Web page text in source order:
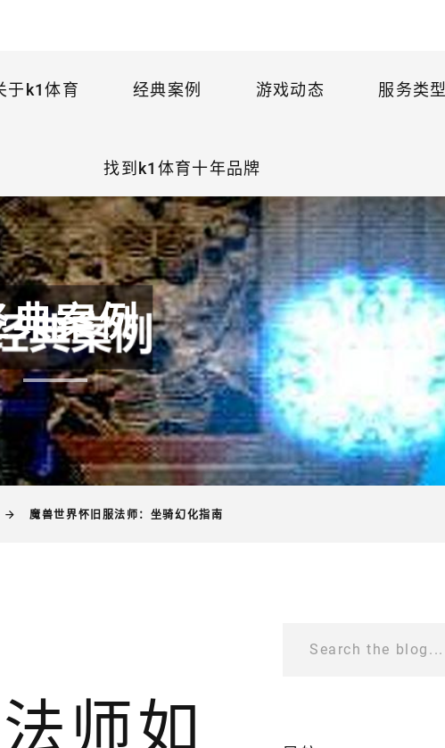
于k1体育 经典案例 游戏动态 服务类型
找到k1体育十年品牌
典案例
魔兽世界怀旧服法师：坐骑幻化指南
师如
Search the blog...